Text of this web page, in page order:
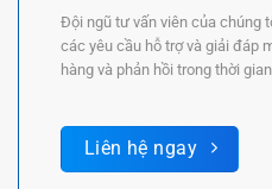
Đội ngũ tư vấn viên của chúng
các yêu cầu hỗ trợ và giải đáp
hàng và phản hồi trong thời
Liên hệ ngay